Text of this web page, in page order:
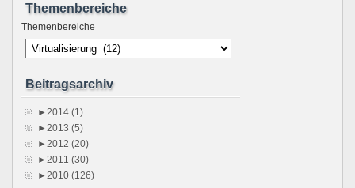
Themenbereiche
Themenbereiche
Beitragsarchiv
► 2014 (1)
► 2013 (5)
► 2012 (20)
► 2011 (30)
► 2010 (126)